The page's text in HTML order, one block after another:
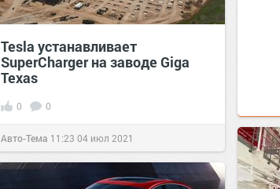
Tesla устанавливает
SuperCharger на заводе Giga
Texas
0 0
Авто-Тема 11:23 04 июл 2021